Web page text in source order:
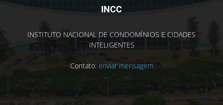
INCC
INSTITUTO NACIONAL DE CONDOMÍNIOS E CIDADES
INTELIGENTES
Contato: enviar mensagem